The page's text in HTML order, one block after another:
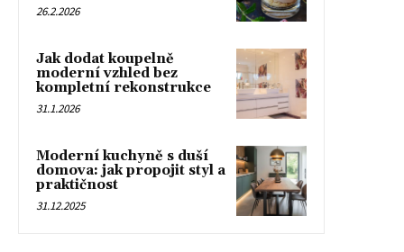
26.2.2026
Jak dodat koupelně
moderní vzhled bez
kompletní rekonstrukce
31.1.2026
Moderní kuchyně s duší
domova: jak propojit styl a
praktičnost
31.12.2025